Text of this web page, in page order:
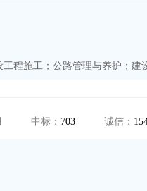
中标： 703 诚信：